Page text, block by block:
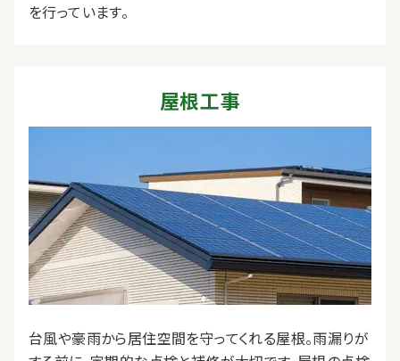
を行っています。
屋根工事
台風や豪雨から居住空間を守ってくれる屋根。雨漏りが